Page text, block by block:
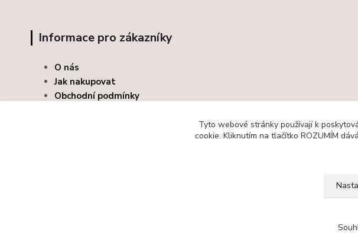
Informace pro zákazníky
O nás
Jak nakupovat
Obchodní podmínky
Tyto webové stránky používají k
cookie. Kliknutím na tlačítko ROZUMÍM